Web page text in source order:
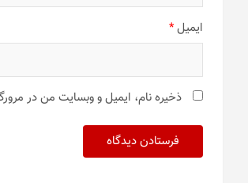
ایمیل*
ذخیره نام، ایمیل و وبسایت من در